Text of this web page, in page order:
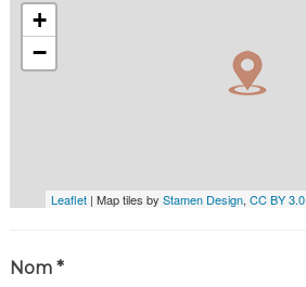
+
−
Leaflet | Map tiles byStamen Design,CC BY 3.0
Nom *